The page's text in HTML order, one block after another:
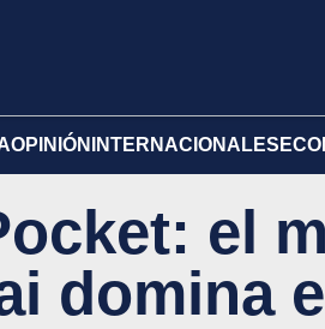
OPINIÓN INTERNACIONALES
el
domina